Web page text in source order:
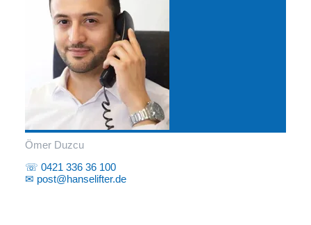
Ömer Duzcu
☏ 0421 336 36 100
✉ post@hanselifter.de